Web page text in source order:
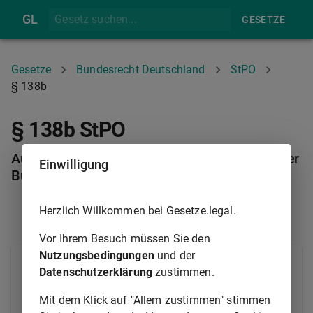
GL GESETZE
Gesetze Bundesrecht Deutschland
StPO
§ 138b
§ 138b StPO
Ausschließung bei Gefahr für die Sicherheit der
Bundesrepublik Deutschland
Von der Mitwirkung in einem Verfahren, das eine der
und §
Gerichtsverfassungsgesetzes genannten
Einwilligung
Herzlich Willkommen bei Gesetze.legal.
Vor Ihrem Besuch müssen Sie den
Nutzungsbedingungenund der
Datenschutzerklärung zustimmen.
Mit dem Klick auf "Allem zustimmen" stimmen